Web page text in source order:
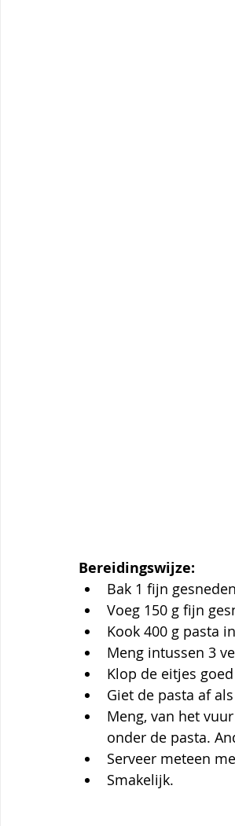
Bereidingswijze:
Bak 1 fijn
Voeg 150 g fijn
Kook 400 g pasta
Meng intussen 3
Klop de eitjes
Giet de pasta af
Meng, van het
onder de pasta.
Serveer meteen
Smakelijk.